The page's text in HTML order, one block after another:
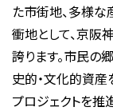
た市街地、多様
衝地として、京
誇ります。市民の
史的・文化的資産
プロジェクトを推